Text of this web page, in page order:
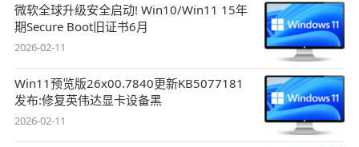
微软全球升级安全启动! Win10/Win11 15年
期Secure Boot旧证书6月
2026-02-11
Win11预览版26x00.7840更新KB5077181
发布:修复英伟达显卡设备黑
2026-02-11